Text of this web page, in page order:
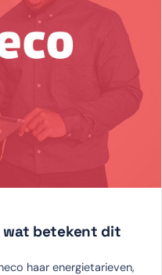
wat betekent dit
haar energietarieven,